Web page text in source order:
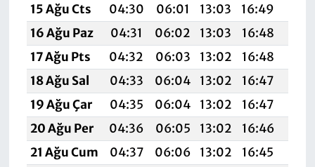
15 Ağu Cts
04:30 06:01 13:03 16:49
16 Ağu Paz
04:31 06:02 13:03 16:48
17 Ağu Pts
04:32 06:03 13:02 16:48
18 Ağu Sal
04:33 06:04 13:02 16:47
19 Ağu Çar
04:35 06:04 13:02 16:47
20 Ağu Per
04:36 06:05 13:02 16:46
21 Ağu Cum
04:37 06:06 13:02 16:45